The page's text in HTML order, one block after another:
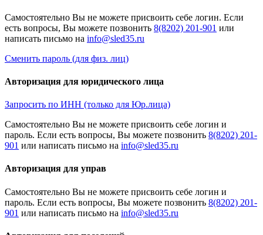
Cамостоятельно Вы не можете присвоить себе логин. Если
есть вопросы, Вы можете позвонить 8(8202) 201-901 или
написать письмо на
Сменить пароль (для физ. лиц)
Авторизация для юридического лица
Запросить по ИНН (только для Юр.лица)
Cамостоятельно Вы не можете присвоить себе логин и
пароль. Если есть вопросы, Вы можете позвонить 8(8202) 201-
901 или написать письмо на
Авторизация для управ
Cамостоятельно Вы не можете присвоить себе логин и
пароль. Если есть вопросы, Вы можете позвонить 8(8202) 201-
901 или написать письмо на